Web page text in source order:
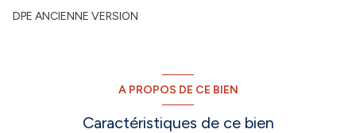
DPE ANCIENNE VERSION
A PROPOS DE CE BIEN
Caractéristiques de ce bien